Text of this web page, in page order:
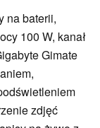
na baterii,
100 W, kanał
Gimate
zdjęć